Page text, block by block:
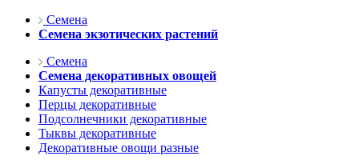
Семена
Семена экзотических растений
Семена
Семена декоративных овощей
Капусты декоративные
Перцы декоративные
Подсолнечники декоративные
Тыквы декоративные
Декоративные овощи разные